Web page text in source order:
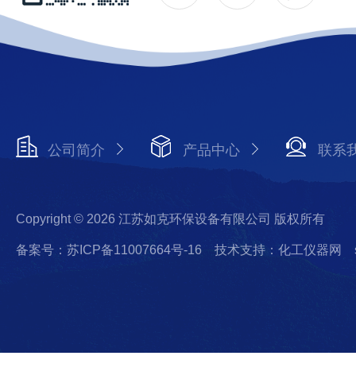
公司简介 产品中心 联系
Copyright © 2026 江苏如克环保设备有限公司 版权所有
备案号：苏ICP备11007664号-16 技术支持：化工仪器网